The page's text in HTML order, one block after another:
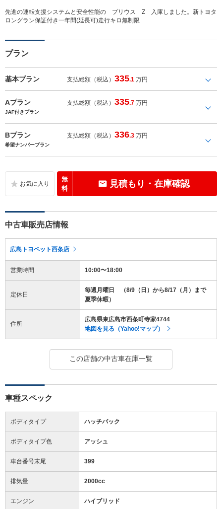
先進の運転支援システムと安全性能の プリウス Z 入庫しました。新トヨタ
ロングラン保証付き一年間(延長可)走行キロ無制限
プラン
基本プラン 支払総額（税込）335.1 万円
Aプラン 支払総額（税込）335.7 万円
JAF付きプラン
Bプラン 支払総額（税込）336.3 万円
希望ナンバープラン
無
料
見積もり・在庫確認
中古車販売店情報
広島トヨペット西条店
営業時間 10:00〜18:00
定休日
毎週月曜日 （8/9（日）から8/17（月）まで
夏季休暇）
住所
広島県東広島市西条町寺家4744
地図を見る（Yahoo!マップ）
この店舗の中古車在庫一覧
車種スペック
ボディタイプ ハッチバック
ボディタイプ色 アッシュ
車台番号末尾 399
排気量 2000cc
エンジン ハイブリッド